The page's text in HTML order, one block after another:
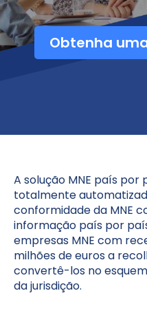
Obtenha
A solução MNE país
totalmente
conformidade da MNE
informação país por
empresas MNE com
milhões de euros a
convertê-los no
da jurisdição.